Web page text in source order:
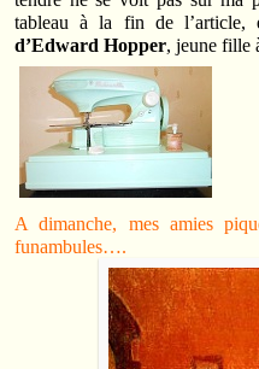
tableau à la fin de l’article,
d’Edward Hopper, jeune fille
A dimanche, mes amies
funambules….